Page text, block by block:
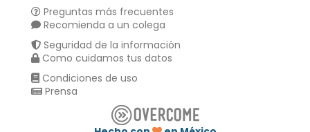
Preguntas más frecuentes
Recomienda a un colega
Seguridad de la información
Como cuidamos tus datos
Condiciones de uso
Prensa